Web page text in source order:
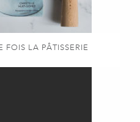
FOIS LA PÂTISSERIE